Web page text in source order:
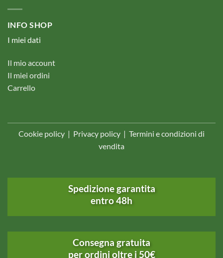
INFO SHOP
I miei dati
Il mio account
Il miei ordini
Carrello
Cookie policy | Privacy policy | Termini e condizioni di
vendita
Spedizione garantita
entro 48h
Consegna gratuita
per ordini oltre i 50€